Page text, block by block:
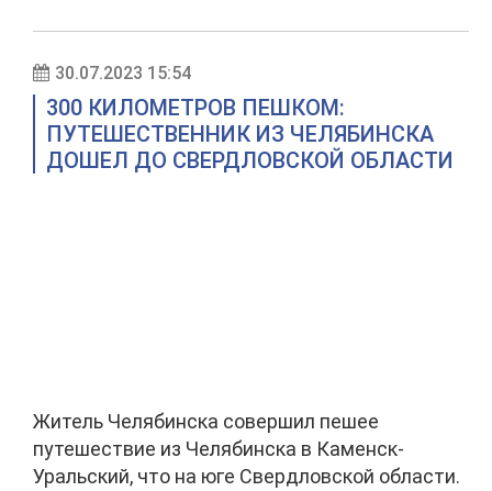
30.07.2023 15:54
300 КИЛОМЕТРОВ ПЕШКОМ:
ПУТЕШЕСТВЕННИК ИЗ ЧЕЛЯБИНСКА
ДОШЕЛ ДО СВЕРДЛОВСКОЙ ОБЛАСТИ
Житель Челябинска совершил пешее
путешествие из Челябинска в Каменск-
Уральский, что на юге Свердловской области.